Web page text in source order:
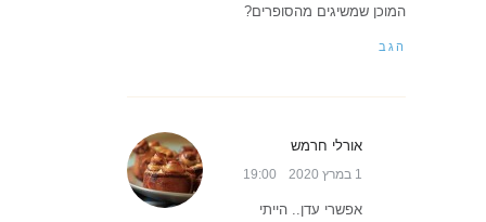
המוכן שמשיגים מהסופרים?
הגב
אורלי חרמש
1 במרץ 2020 19:00
אפשרי עדן.. הייתי